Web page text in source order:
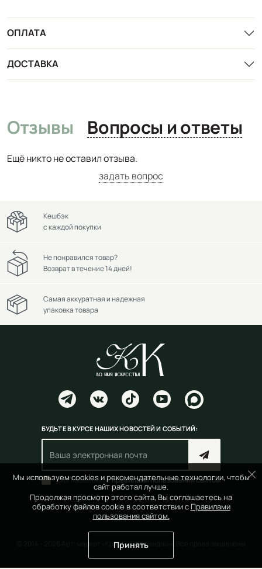
ОПЛАТА
ДОСТАВКА
Отзывы Вопросы и ответы
Ещё никто не оставил отзыва.
задать вопрос
Мы используем cookies и рекомендательные технологии, чтобы
сайт работал лучше.
Продолжая просмотр этого сайта, Вы соглашаетесь на
обработку файлов cookie в соответствии с Правилами
пользования сайтом.
Принять
Кешбэк
с каждой покупки
Не понравился товар?
Возврат в течение 14 дней!
Самая аккуратная и надежная
упаковка товара
БУДЬТЕ В КУРСЕ НАШИХ НОВОСТЕЙ И СОБЫТИЙ:
Согласен(на) справилами пользования сайтом
© 2014 - 2026 Арт-маркет «Красный Карандаш». Все права защищены